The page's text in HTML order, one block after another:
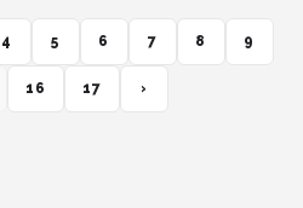
4 5 6 7 8 9
16 17 ›